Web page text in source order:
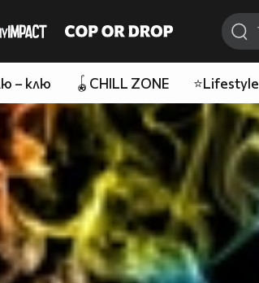
– клю 🪀CHILL ZONE ⭐Lifestyle